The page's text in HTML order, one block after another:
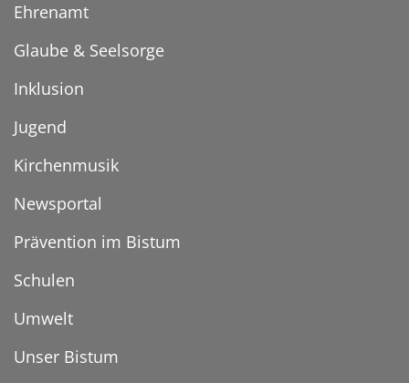
Ehrenamt
Glaube & Seelsorge
Inklusion
Jugend
Kirchenmusik
Newsportal
Prävention im Bistum
Schulen
Umwelt
Unser Bistum